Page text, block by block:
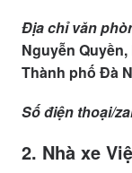
Địa chỉ văn
Nguyễn
Thành phố Đà
Số điện thoại/
2. Nhà xe